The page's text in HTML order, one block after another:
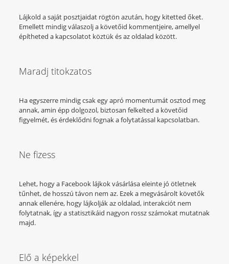
Lájkold a saját posztjaidat rögtön azután, hogy kitetted őket.
Emellett mindig válaszolj a követőid kommentjeire, amellyel
építheted a kapcsolatot köztük és az oldalad között.
Maradj titokzatos
Ha egyszerre mindig csak egy apró momentumát osztod meg
annak, amin épp dolgozol, biztosan felkelted a követőid
figyelmét, és érdeklődni fognak a folytatással kapcsolatban.
Ne fizess
Lehet, hogy a Facebook lájkok vásárlása eleinte jó ötletnek
tűnhet, de hosszú távon nem az. Ezek a megvásárolt követők
annak ellenére, hogy lájkolják az oldalad, interakciót nem
folytatnak, így a statisztikáid nagyon rossz számokat mutatnak
majd.
Elő a képekkel